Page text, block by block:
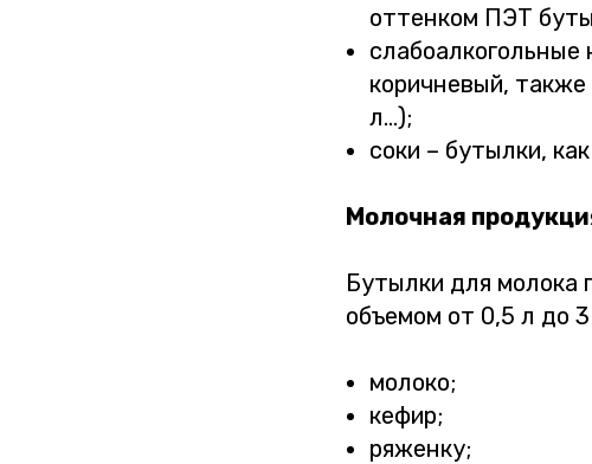
оттенком ПЭТ
коричневый,
л...);
соки – бутылки,
Молочная
Бутылки для молока
объемом от 0,5 л до
молоко;
кефир;
ряженку;